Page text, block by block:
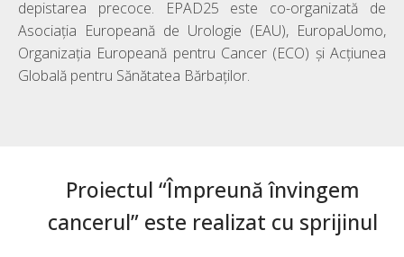
depistarea precoce. EPAD25 este co-organizată de
Asociația Europeană de Urologie (EAU), EuropaUomo,
Organizația Europeană pentru Cancer (ECO) și Acțiunea
Globală pentru Sănătatea Bărbaților.
Proiectul “Împreună învingem
cancerul” este realizat cu sprijinul